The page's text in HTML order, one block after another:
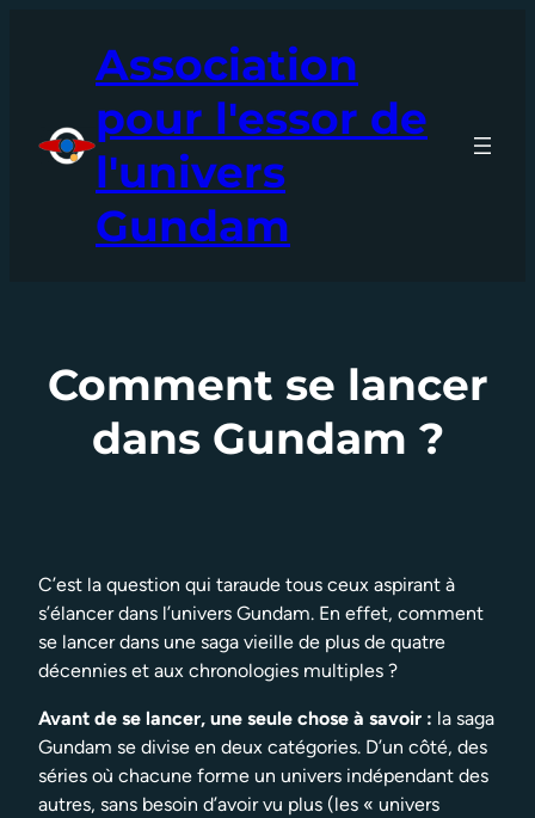
Association
pour l'essor de
l'univers
Gundam
Comment se lancer
dans Gundam ?
C’est la question qui taraude tous ceux aspirant à
s’élancer dans l’univers Gundam. En effet, comment
se lancer dans une saga vieille de plus de quatre
décennies et aux chronologies multiples ?
Avant de se lancer, une seule chose à savoir : la saga
Gundam se divise en deux catégories. D’un côté, des
séries où chacune forme un univers indépendant des
autres, sans besoin d’avoir vu plus (les « univers